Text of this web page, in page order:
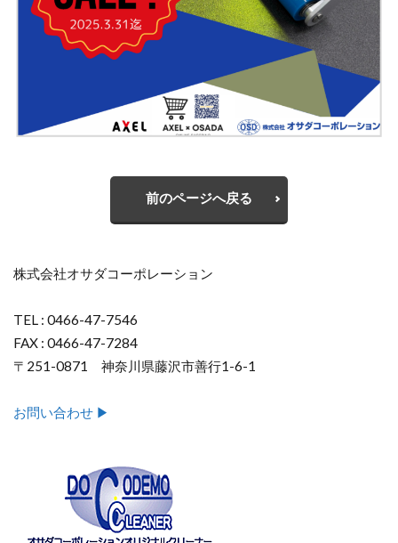
前のページへ戻る
株式会社オサダコーポレーション
TEL : 0466-47-7546
FAX : 0466-47-7284
〒251-0871 神奈川県藤沢市善行1-6-1
お問い合わせ ▶︎